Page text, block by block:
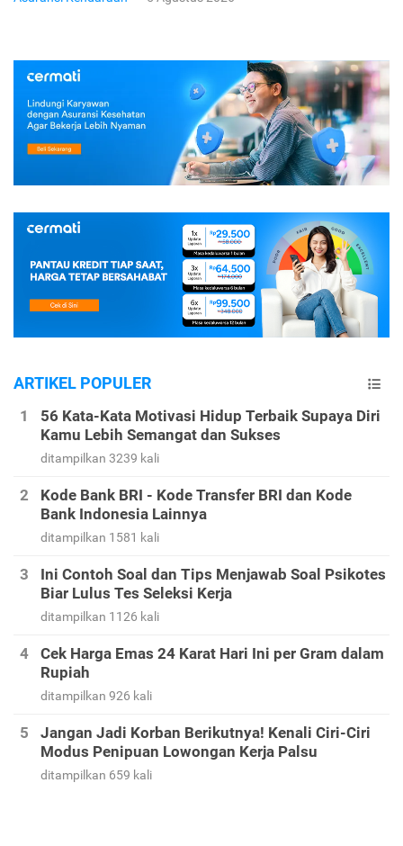
ARTIKEL POPULER
56 Kata-Kata Motivasi Hidup Terbaik Supaya Diri
Kamu Lebih Semangat dan Sukses
ditampilkan 3239 kali
Kode Bank BRI - Kode Transfer BRI dan Kode
Bank Indonesia Lainnya
ditampilkan 1581 kali
Ini Contoh Soal dan Tips Menjawab Soal Psikotes
Biar Lulus Tes Seleksi Kerja
ditampilkan 1126 kali
Cek Harga Emas 24 Karat Hari Ini per Gram dalam
Rupiah
ditampilkan 926 kali
Jangan Jadi Korban Berikutnya! Kenali Ciri-Ciri
Modus Penipuan Lowongan Kerja Palsu
ditampilkan 659 kali